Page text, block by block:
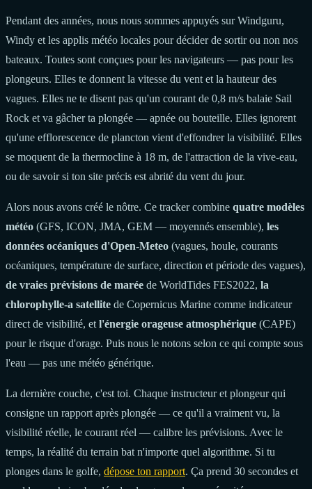
Pendant des années, nous nous sommes appuyés sur Windguru,
Windy et les applis météo locales pour décider de sortir ou non nos
bateaux. Toutes sont conçues pour les navigateurs — pas pour les
plongeurs. Elles te donnent la vitesse du vent et la hauteur des
vagues. Elles ne te disent pas qu'un courant de 0,8 m/s balaie Sail
Rock et va gâcher ta plongée — apnée ou bouteille. Elles ignorent
qu'une efflorescence de plancton vient d'effondrer la visibilité. Elles
se moquent de la thermocline à 18 m, de l'attraction de la vive-eau,
ou de savoir si ton site précis est abrité du vent du jour.
Alors nous avons créé le nôtre. Ce tracker combine quatre modèles
météo (GFS, ICON, JMA, GEM — moyennés ensemble), les
données océaniques d'Open-Meteo (vagues, houle, courants
océaniques, température de surface, direction et période des vagues),
de vraies prévisions de marée de WorldTides FES2022, la
chlorophylle-a satellite de Copernicus Marine comme indicateur
direct de visibilité, et l'énergie orageuse atmosphérique (CAPE)
pour le risque d'orage. Puis nous le notons selon ce qui compte sous
l'eau — pas une météo générique.
La dernière couche, c'est toi. Chaque instructeur et plongeur qui
consigne un rapport après plongée — ce qu'il a vraiment vu, la
visibilité réelle, le courant réel — calibre les prévisions. Avec le
temps, la réalité du terrain bat n'importe quel algorithme. Si tu
plonges dans le golfe, dépose ton rapport. Ça prend 30 secondes et